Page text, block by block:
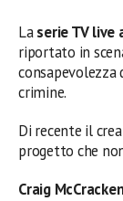
Laserie TV live
riportato in
consapevolezza
crimine.
Di recente il
progetto che
Craig